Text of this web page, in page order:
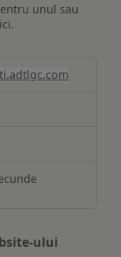
unul sau
ului